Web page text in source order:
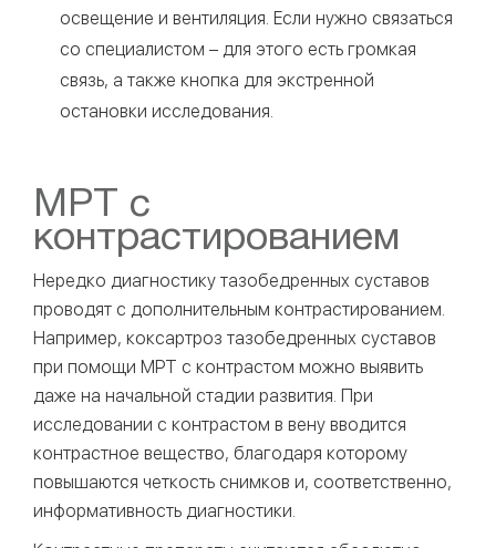
освещение и вентиляция. Если нужно связаться
со специалистом – для этого есть громкая
связь, а также кнопка для экстренной
остановки исследования.
МРТ с
контрастированием
Нередко диагностику тазобедренных суставов
проводят с дополнительным контрастированием.
Например, коксартроз тазобедренных суставов
при помощи МРТ с контрастом можно выявить
даже на начальной стадии развития. При
исследовании с контрастом в вену вводится
контрастное вещество, благодаря которому
повышаются четкость снимков и, соответственно,
информативность диагностики.